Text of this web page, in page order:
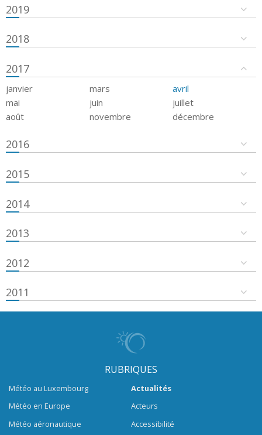
2019
2018
2017
janvier mars
avril
mai
juin
juillet
août
novembre décembre
2016
2015
2014
2013
2012
2011
RUBRIQUES
Météo au Luxembourg
Météo en Europe
Météo aéronautique
Actualités
Acteurs
Accessibilité